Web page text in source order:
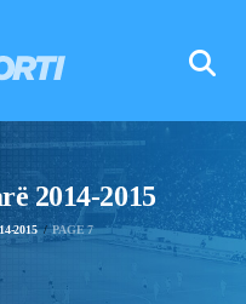
2014-2015
2015 PAGE 7